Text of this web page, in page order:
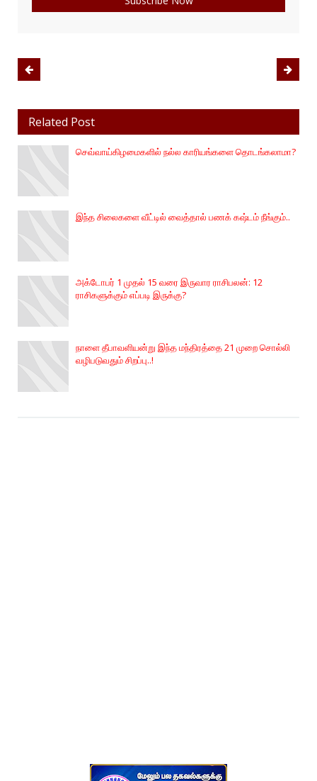
Related Post
செவ்வாய்கிழமைகளில் நல்ல காரியங்களை தொடங்கலாமா?
இந்த சிலைகளை வீட்டில் வைத்தால் பணக் கஷ்டம் நீங்கும்..
அக்டோபர் 1 முதல் 15 வரை இருவார ராசிபலன்: 12
ராசிகளுக்கும் எப்படி இருக்கு?
நாளை தீபாவளியன்று இந்த மந்திரத்தை 21 முறை சொல்லி
வழிபடுவதும் சிறப்பு..!